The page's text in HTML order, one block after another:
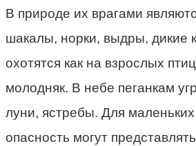
В природе их врагами
шакалы, норки, выдры, дикие
охотятся как на взрослых
молодняк. В небе пеганкам
луни, ястребы. Для
опасность могут